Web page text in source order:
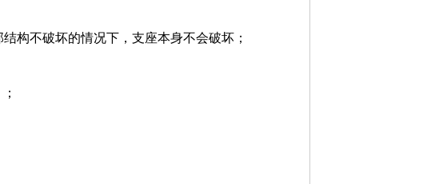
构不破坏的情况下，支座本身不会破坏；